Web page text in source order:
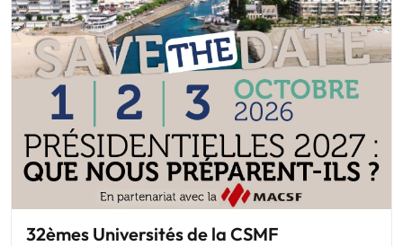
32èmes Universités de la CSMF